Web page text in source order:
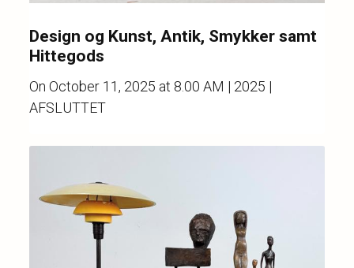
Design og Kunst, Antik, Smykker samt
Hittegods
OnOctober 11, 2025 at 8.00 AM | 2025 |
AFSLUTTET